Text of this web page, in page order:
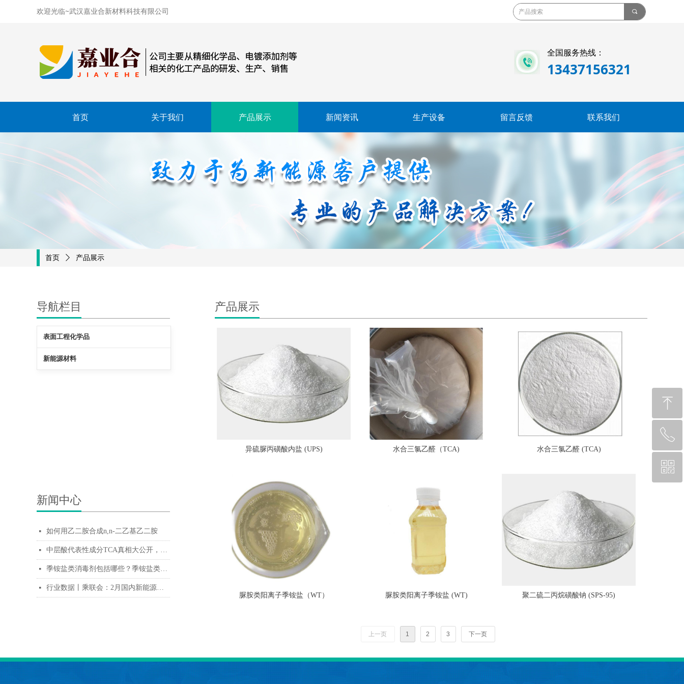
欢迎光临~武汉嘉业合新材料科技有限公司 끠
全国服务热线：
13437156321
首页 关于我们 产品展示 新闻资讯 生产设备 留言反馈 联系我们
导航栏目
新闻中心
넷 如何用乙二胺合成n,n-二乙基乙二胺
넷 中层酸代表性成分TCA真相大公开，这个东东不简单！
넷 季铵盐类消毒剂包括哪些？季铵盐类消毒剂的优缺点
넷 行业数据丨乘联会：2月国内新能源乘用车批发49.6万辆 零售43.9万辆
表面工程化学品
新能源材料
产品展示
异硫脲丙磺酸内盐 (UPS) 水合三氯乙醛（TCA) 水合三氯乙醛 (TCA)
脲胺类阳离子季铵盐（WT） 脲胺类阳离子季铵盐 (WT) 聚二硫二丙烷磺酸钠 (SPS-95)
上一页 1 2 3 下一页
首页 ꄲ 产品展示
ꁸ
回到顶部
ꂅ
13437156321
ꀥ